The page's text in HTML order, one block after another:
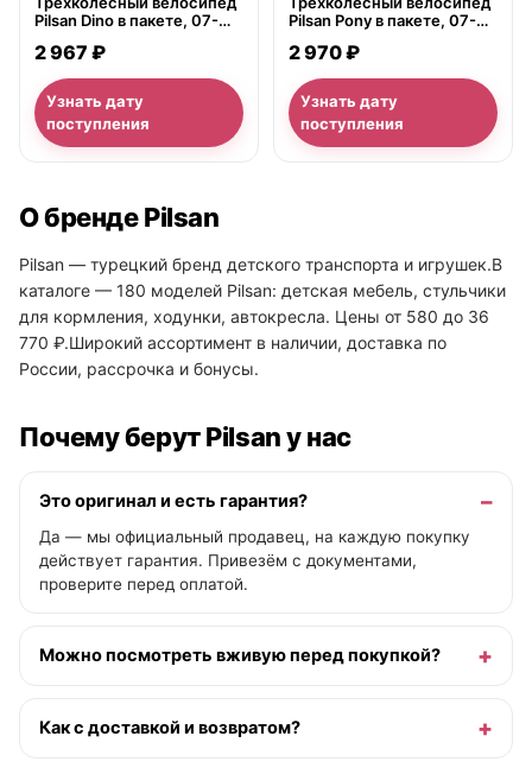
Pilsan Dino в пакете, 07-
2 967 ₽
Узнать дату
поступления
Pilsan Pony в пакете, 07-
2 970 ₽
Узнать дату
поступления
О бренде Pilsan
Pilsan — турецкий бренд детского транспорта и игрушек.В
каталоге — 180 моделей Pilsan: детская мебель, стульчики
для кормления, ходунки, автокресла. Цены от 580 до 36
770 ₽.Широкий ассортимент в наличии, доставка по
России, рассрочка и бонусы.
Почему берут Pilsan у нас
Это оригинал и есть гарантия?
Да — мы официальный продавец, на каждую покупку
действует гарантия. Привезём с документами,
проверите перед оплатой.
Можно посмотреть вживую перед покупкой?
Как с доставкой и возвратом?